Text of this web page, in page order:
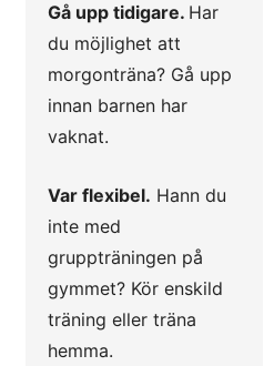
Gå upp tidigare. Har
du möjlighet att
morgonträna? Gå upp
innan barnen har
vaknat.
Var flexibel. Hann du
inte med
gruppträningen på
gymmet? Kör enskild
träning eller träna
hemma.